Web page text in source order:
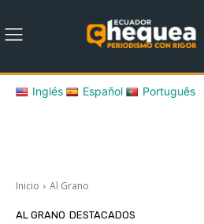
Inglés Español Português
Inicio Al Grano
AL GRANO DESTACADOS